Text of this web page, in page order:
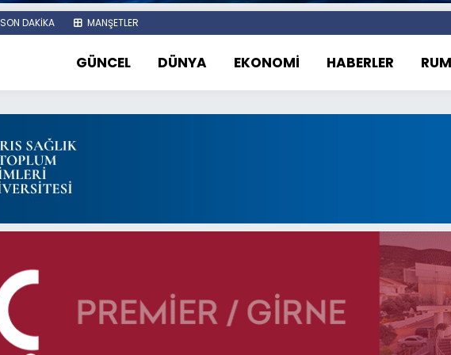
SON DAKİKA MANŞETLER
GÜNCEL DÜNYA EKONOMİ HABERLER